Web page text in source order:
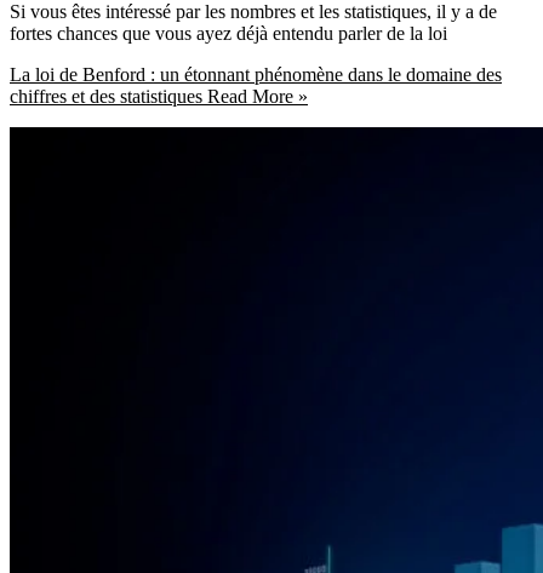
Si vous êtes intéressé par les nombres et les statistiques, il y a de
fortes chances que vous ayez déjà entendu parler de la loi
La loi de Benford : un étonnant phénomène dans le domaine des
chiffres et des statistiques Read More »